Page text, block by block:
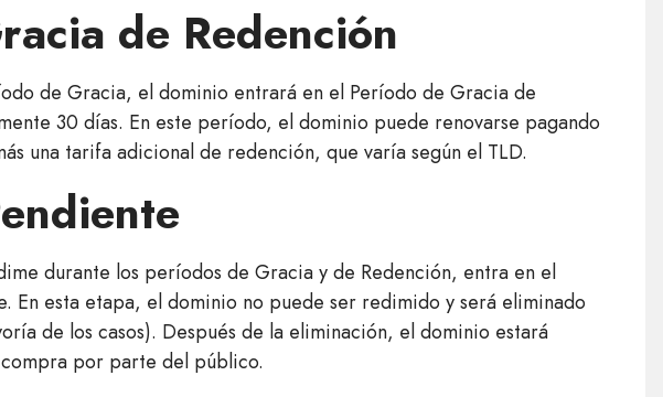
de Redención
de Gracia, el dominio entrará en el Período de Gracia de
30 días. En este período, el dominio puede renovarse pagando
una tarifa adicional de redención, que varía según el TLD.
durante los períodos de Gracia y de Redención, entra en el
En esta etapa, el dominio no puede ser redimido y será eliminado
de los casos). Después de la eliminación, el dominio estará
por parte del público.